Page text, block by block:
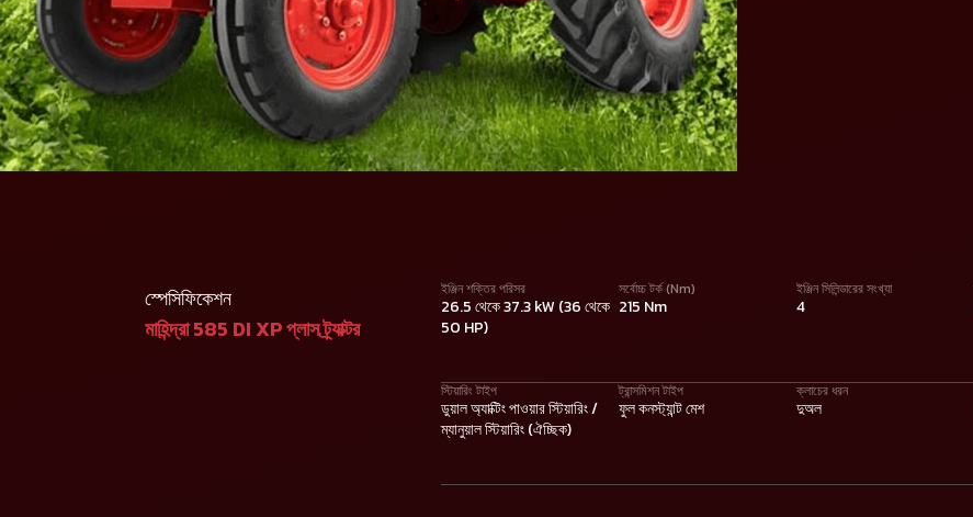
স্পেসিফিকেশন
মাহিন্দ্রা 585 DI XP প্লাস ট্র্যাক্টর
ইঞ্জিন শক্তির পরিসর
26.5 থেকে 37.3 kW (36 থেকে
50 HP)
সর্বোচ্চ টর্ক (Nm)
215 Nm
ইঞ্জিন সিলিন্ডারের সংখ্যা
4
স্টিয়ারিং টাইপ
ডুয়াল অ্যাক্টিং পাওয়ার স্টিয়ারিং /
ম্যানুয়াল স্টিয়ারিং (ঐচ্ছিক)
ট্রান্সমিশন টাইপ
ফুল কনস্ট্যান্ট মেশ
ক্লাচের ধরন
দুঅল